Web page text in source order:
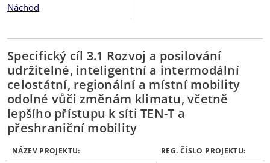
Náchod
Specifický cíl 3.1 Rozvoj a posilování
udržitelné, inteligentní a intermodální
celostátní, regionální a místní mobility
odolné vůči změnám klimatu, včetně
lepšího přístupu k síti TEN-T a
přeshraniční mobility
NÁZEV PROJEKTU: REG. ČÍSLO PROJEKTU: